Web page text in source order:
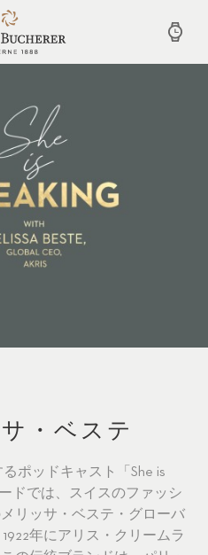
・ベステ
ポッドキャスト「She is
ドでは、スイスのファッシ
リッサ・ベステ・グローバ
年にアリス・クリームラ